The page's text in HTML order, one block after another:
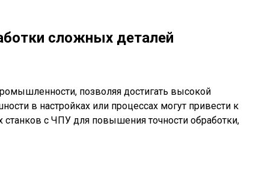
сложных деталей
позволяя достигать высокой
в настройках или процессах могут привести к
с ЧПУ для повышения точности обработки,